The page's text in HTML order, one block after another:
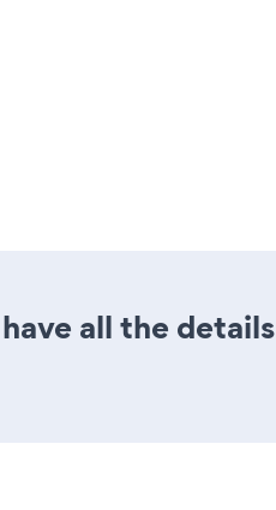
all the details